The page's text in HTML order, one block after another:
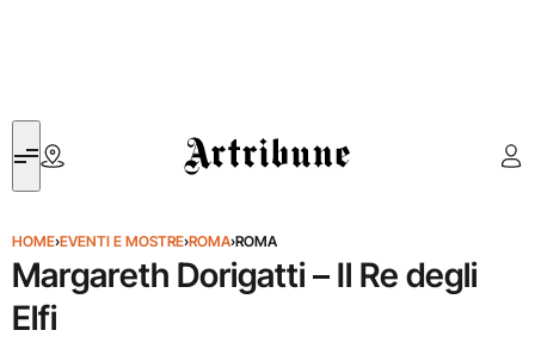
Artribune
HOME›EVENTI E MOSTRE›ROMA›ROMA
Margareth Dorigatti – Il Re degli
Elfi